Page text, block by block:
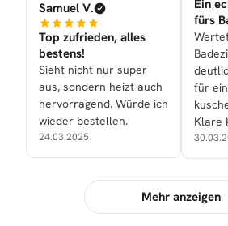
Samuel V.
Top zufrieden, alles
bestens!
Sieht nicht nur super
aus, sondern heizt auch
hervorragend. Würde ich
wieder bestellen.
24.03.2025
Ein
fürs
für
Klare
Mehr anzeigen